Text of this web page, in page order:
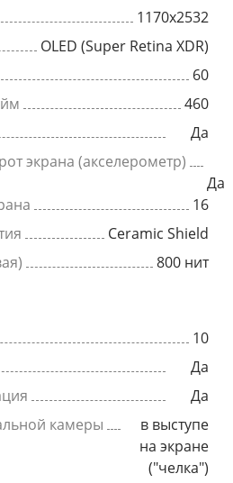
1170x2532
OLED (Super Retina XDR)
60
460
Да
экрана (акселерометр)
Да
16
Ceramic Shield
800 нит
10
Да
Да
камеры
в выступе
на экране
("челка")